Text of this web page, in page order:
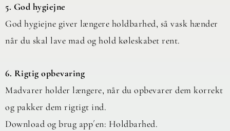
5. God hygiejne
God hygiejne giver længere holdbarhed, så vask hænder
når du skal lave mad og hold køleskabet rent.
6. Rigtig opbevaring
Madvarer holder længere, når du opbevarer dem korrekt
og pakker dem rigtigt ind.
Download og brug app´en: Holdbarhed.